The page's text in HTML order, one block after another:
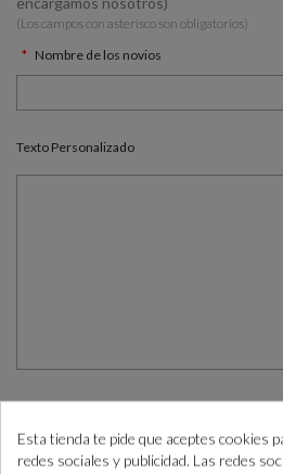
(Los campos con asterísco son obligatorios)
Nombre de los novios
Texto Personalizado
Esta tienda te pide que aceptes cookies
redes sociales y publicidad. Las redes